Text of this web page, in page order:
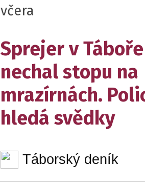
včera
Sprejer v Táboře
nechal stopu na
mrazírnách.
hledá svědky
Táborský deník